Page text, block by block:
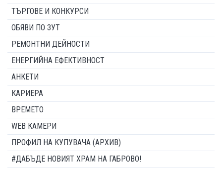
ТЪРГОВЕ И КОНКУРСИ
ОБЯВИ ПО ЗУТ
РЕМОНТНИ ДЕЙНОСТИ
ЕНЕРГИЙНА ЕФЕКТИВНОСТ
АНКЕТИ
КАРИЕРА
ВРЕМЕТО
WEB КАМЕРИ
ПРОФИЛ НА КУПУВАЧА (АРХИВ)
#ДАБЪДЕ НОВИЯТ ХРАМ НА ГАБРОВО!